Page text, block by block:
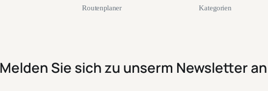
Routenplaner Kategorien
Melden Sie sich zu unserm Newsletter an